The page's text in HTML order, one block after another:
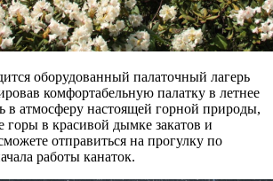
оборудованный палаточный лагерь
комфортабельную палатку в летнее
в атмосферу настоящей горной природы,
горы в красивой дымке закатов и
отправиться на прогулку по
работы канаток.